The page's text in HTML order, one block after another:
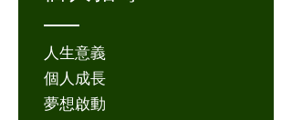
人生意義
個人成長
夢想啟動